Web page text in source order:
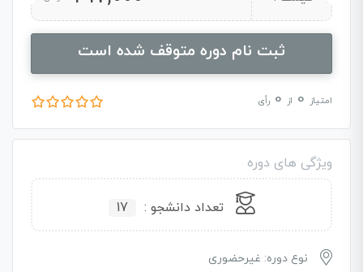
ثبت نام دوره متوقف شده است
امتیاز 0 از 0 رأی
ویژگی های دوره
تعداد دانشجو : 17
نوع دوره: غیرحضوری